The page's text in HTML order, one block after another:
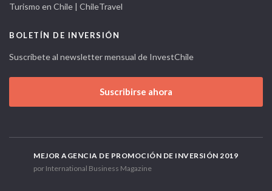
Turismo en Chile | ChileTravel
BOLETÍN DE INVERSIÓN
Suscríbete al newsletter mensual de InvestChile
Suscribirse ahora
MEJOR AGENCIA DE PROMOCIÓN DE INVERSIÓN 2019
por International Business Magazine